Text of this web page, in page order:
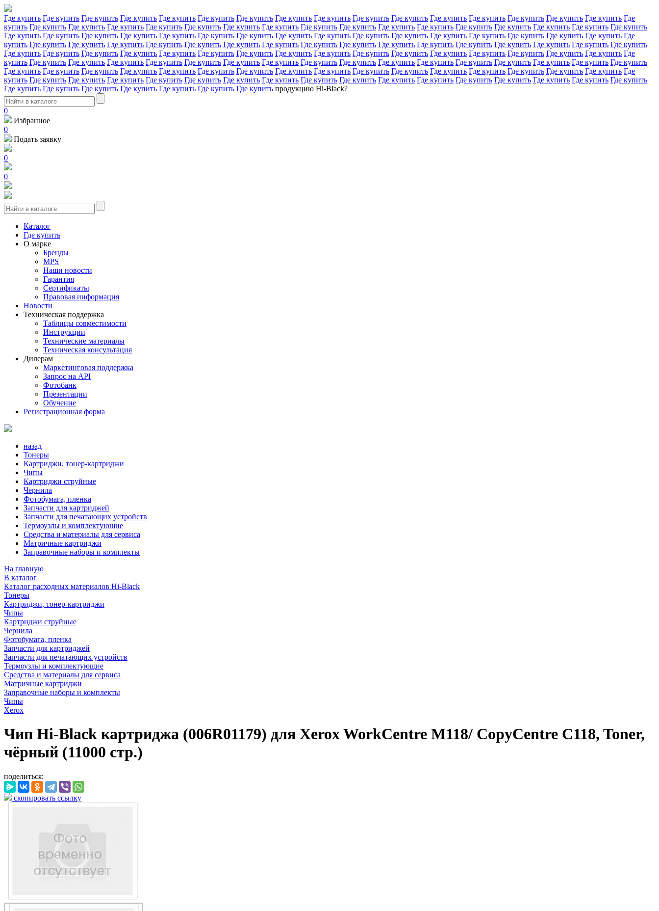
Где купить Где купить Где купить Где купить Где купить Где купить Где купить Где купить Где купить Где купить Где купить Где купить Где купить Где купить Где купить Где купить Где
купить Где купить Где купить Где купить Где купить Где купить Где купить Где купить Где купить Где купить Где купить Где купить Где купить Где купить Где купить Где купить Где купить
Где купить Где купить Где купить Где купить Где купить Где купить Где купить Где купить Где купить Где купить Где купить Где купить Где купить Где купить Где купить Где купить Где
купить Где купить Где купить Где купить Где купить Где купить Где купить Где купить Где купить Где купить Где купить Где купить Где купить Где купить Где купить Где купить Где купить
Где купить Где купить Где купить Где купить Где купить Где купить Где купить Где купить Где купить Где купить Где купить Где купить Где купить Где купить Где купить Где купить Где
купить Где купить Где купить Где купить Где купить Где купить Где купить Где купить Где купить Где купить Где купить Где купить Где купить Где купить Где купить Где купить Где купить
Где купить Где купить Где купить Где купить Где купить Где купить Где купить Где купить Где купить Где купить Где купить Где купить Где купить Где купить Где купить Где купить Где
купить Где купить Где купить Где купить Где купить Где купить Где купить Где купить Где купить Где купить Где купить Где купить Где купить Где купить Где купить Где купить Где купить
Где купить Где купить Где купить Где купить Где купить Где купить Где купить продукцию Hi-Black?
0
Избранное
0
Подать заявку
0
0
Каталог
Где купить
О марке
Бренды
MPS
Наши новости
Гарантия
Сертификаты
Правовая информация
Новости
Техническая поддержка
Таблицы совместимости
Инструкции
Технические материалы
Техническая консультация
Дилерам
Маркетинговая поддержка
Запрос на API
Фотобанк
Презентации
Обучение
Регистрационная форма
назад
Тонеры
Картриджи, тонер-картриджи
Чипы
Картриджи струйные
Чернила
Фотобумага, пленка
Запчасти для картриджей
Запчасти для печатающих устройств
Термоузлы и комплектующие
Средства и материалы для сервиса
Матричные картриджи
Заправочные наборы и комплекты
На главную
В каталог
Каталог расходных материалов Hi-Black
Тонеры
Картриджи, тонер-картриджи
Чипы
Картриджи струйные
Чернила
Фотобумага, пленка
Запчасти для картриджей
Запчасти для печатающих устройств
Термоузлы и комплектующие
Средства и материалы для сервиса
Матричные картриджи
Заправочные наборы и комплекты
Чипы
Xerox
Чип Hi-Black картриджа (006R01179) для Xerox WorkCentre M118/ CopyCentre C118, Toner,
чёрный (11000 стр.)
поделиться:
скопировать ссылку